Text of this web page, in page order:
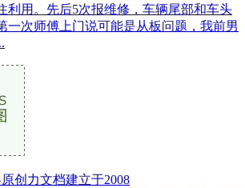
利用。先后5次报维修，车辆尾部和车头
一次师傅上门说可能是从板问题，我前男
创力文档建立于2008